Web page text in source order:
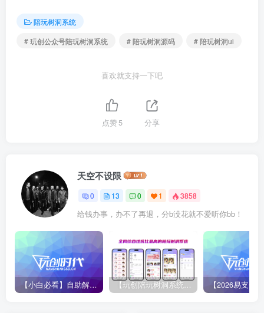
陪玩树洞系统
# 玩创公众号陪玩树洞系统
# 陪玩树洞源码 # 陪玩树洞ui
喜欢就支持一下吧
点赞5 分享
天空不设限
0 13 0 1 3858
给钱办事，办不了再退，分b没花就不爱听你bb！
【小白必看】自助解析使用教程 【玩创陪玩树洞系统】服务器宝塔安装